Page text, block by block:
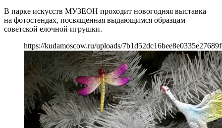
В парке искусств МУЗЕОН проходит новогодняя выставка
на фотостендах, посвященная выдающимся образцам
советской елочной игрушки.
https://kudamoscow.ru/uploads/